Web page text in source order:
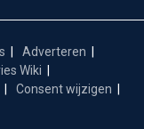
Adverteren
Wiki
Consent wijzigen